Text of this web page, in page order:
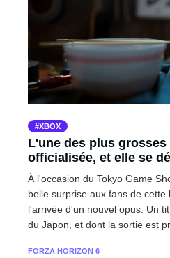
XBOX
L'une des plus
officialisée, et elle se
À l'occasion du Tokyo Game
belle surprise aux fans de cette
l'arrivée d'un nouvel opus. Un
du Japon, et dont la sortie est
FORZA HORIZON 6